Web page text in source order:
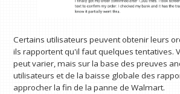
Certains utilisateurs peuvent obtenir leurs
ils rapportent qu'il faut quelques tentatives.
peut varier, mais sur la base des preuves
utilisateurs et de la baisse globale des
approcher la fin de la panne de Walmart.